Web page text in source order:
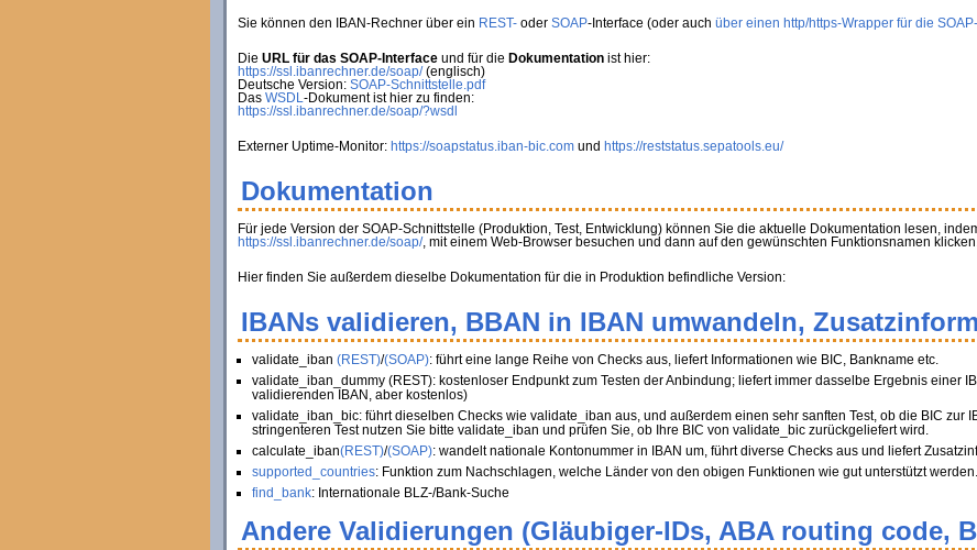
Sie können den IBAN-Rechner über ein REST-oder SOAP-Interface (oder auch über einen http/https-Wrapper für die
Die URL für das SOAP-Interfaceund für die Dokumentationist hier:
https://ssl.ibanrechner.de/soap/(englisch)
Deutsche Version: SOAP-Schnittstelle.pdf
Das WSDL-Dokument ist hier zu finden:
https://ssl.ibanrechner.de/soap/?wsdl
Externer Uptime-Monitor: https://soapstatus.iban-bic.comund https://reststatus.sepatools.eu/
Dokumentation
Für jede Version der SOAP-Schnittstelle (Produktion, Test, Entwicklung) können Sie die aktuelle Dokumentation lesen,
https://ssl.ibanrechner.de/soap/, mit einem Web-Browser besuchen und dann auf den gewünschten Funktionsnamen
Hier finden Sie außerdem dieselbe Dokumentation für die in Produktion befindliche Version:
IBANs validieren, BBAN in IBAN umwandeln,
validate_iban (REST)/(SOAP): führt eine lange Reihe von Checks aus, liefert Informationen wie BIC, Bankname etc.
validate_iban_dummy (REST): kostenloser Endpunkt zum Testen der Anbindung; liefert immer dasselbe Ergebnis einer
validierenden IBAN, aber kostenlos)
validate_iban_bic: führt dieselben Checks wie validate_iban aus, und außerdem einen sehr sanften Test, ob die BIC zur
stringenteren Test nutzen Sie bitte validate_iban und prüfen Sie, ob Ihre BIC von validate_bic zurückgeliefert wird.
calculate_iban(REST)/(SOAP): wandelt nationale Kontonummer in IBAN um, führt diverse Checks aus und liefert
supported_countries: Funktion zum Nachschlagen, welche Länder von den obigen Funktionen wie gut unterstützt werden.
find_bank: Internationale BLZ-/Bank-Suche
Andere Validierungen (Gläubiger-IDs, ABA routing code,